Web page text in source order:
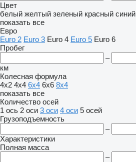
Цвет
белый желтый зеленый красный синий
показать все
Евро
Euro 2 Euro 3 Euro 4 Euro 5 Euro 6
Пробег
–
км
Колесная формула
4x2 4x4 6x4 6x6 8x4
показать все
Количество осей
1 ось 2 оси 3 оси 4 оси 5 осей
Грузоподъемность
–
Характеристики
Полная масса
–